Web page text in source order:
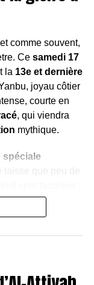
est
4. La
davantage de
nuances
comme souvent,
Ce samedi 17
la 13e et dernière
joyau côtier
courte en
, qui viendra
mythique.
spéciale
mer Rouge en
et authentique
entre